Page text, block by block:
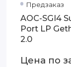
Предзаказ
AOC-SGI4
Port LP
2.0
Цена по